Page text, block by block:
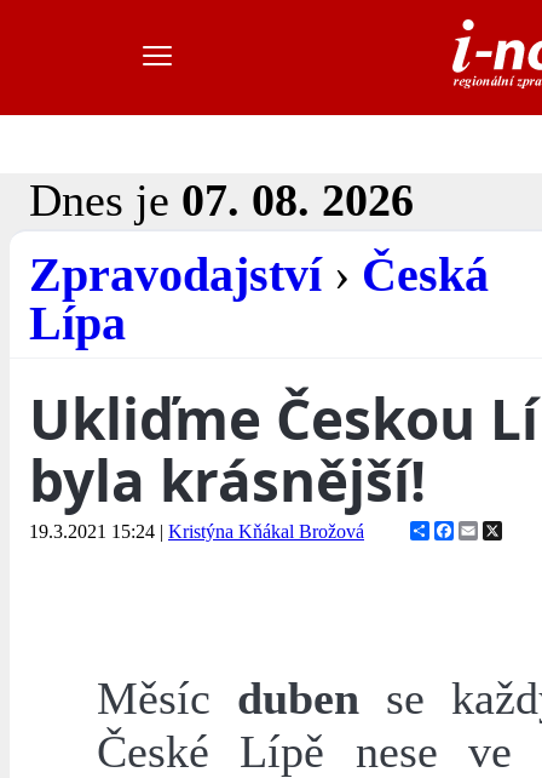
Dnes je 07. 08. 2026
Zpravodajství› Česká
Lípa
Ukliďme Českou
byla krásnější!
19.3.2021 15:24 | Kristýna Kňákal Brožová ShareFacebook
Email
Měsíc duben se
České Lípě nese ve